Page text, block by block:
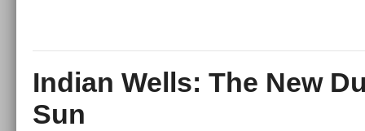
Indian Wells: The New
Sun